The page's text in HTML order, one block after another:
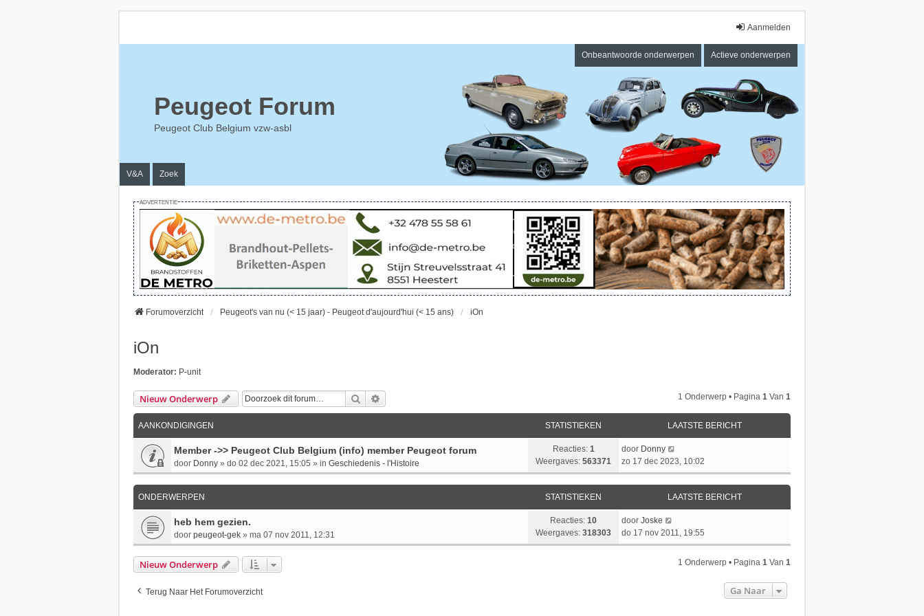
Aanmelden
Onbeantwoorde onderwerpen Actieve onderwerpen
Peugeot Forum
Peugeot Club Belgium vzw-asbl
V&A Zoek
ADVERTENTIE
Forumoverzicht Peugeot's van nu (< 15 jaar) - Peugeot d'aujourd'hui (< 15 ans) iOn
iOn
Moderator: P-unit
Nieuw Onderwerp Zoek 1 Onderwerp • Pagina 1 Van 1
AANKONDIGINGEN STATISTIEKEN LAATSTE BERICHT
Member ->> Peugeot Club Belgium (info) member Peugeot forum
door Donny » do 02 dec 2021, 15:05 » in Geschiedenis - l'Histoire
Reacties: 1
Weergaves: 563371
L
a
a
t
t
e
b
e
door Donny
zo 17 dec 2023, 10:02
ONDERWERPEN STATISTIEKEN LAATSTE BERICHT
heb hem gezien.
door peugeot-gek » ma 07 nov 2011, 12:31
Reacties: 10
Weergaves: 318303
L
a
a
door Joske
do 17 nov 2011, 19:55
Nieuw Onderwerp 1 Onderwerp • Pagina 1 Van 1
Terug Naar Het Forumoverzicht Ga Naar